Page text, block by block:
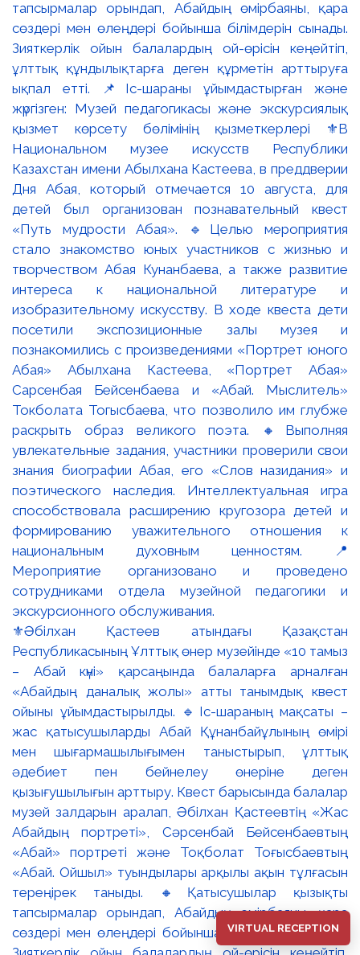
⚜️Әбілхан Қастеев атындағы Қазақстан
Республикасының Ұлттық өнер музейінде «10 тамыз
– Абай күні» қарсаңында балаларға арналған
«Абайдың даналық жолы» атты танымдық квест
ойыны ұйымдастырылды. 🔹Іс-шараның мақсаты –
жас қатысушыларды Абай Құнанбайұлының өмірі
мен шығармашылығымен таныстырып, ұлттық
әдебиет пен бейнелеу өнеріне деген
қызығушылығын арттыру. Квест барысында балалар
музей залдарын аралап, Әбілхан Қастеевтің «Жас
Абайдың портреті», Сәрсенбай Бейсенбаевтың
«Абай» портреті және Тоқболат Тоғысбаевтың
«Абай. Ойшыл» туындылары арқылы ақын тұлғасын
тереңірек таныды. 🔸Қатысушылар қызықты
тапсырмалар орындап, Абайдың өмірбаяны, қара
сөздері мен өлеңдері бойынша білімдерін сынады.
VIRTUAL RECEPTION